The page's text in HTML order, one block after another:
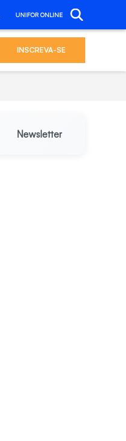
UNIFOR ONLINE
INSCREVA-SE
Newsletter